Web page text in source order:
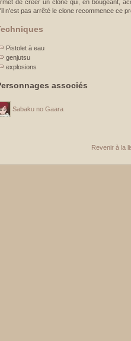
de créer un clone qui, en bougeant,
n'est pas arrêté le clone recommence ce
Pistolet à eau
genjutsu
explosions
associés
Sabaku no Gaara
Revenir à la